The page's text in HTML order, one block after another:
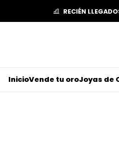
InicioVende tu oroJoyas de
RECIÉN